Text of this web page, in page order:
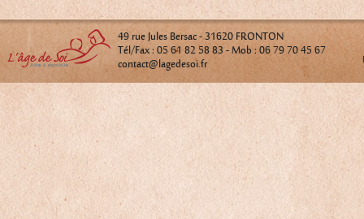
49 rue Jules Bersac - 31620 FRONTON
Tél/Fax : 05 61 82 58 83 - Mob : 06 79 70 45 67
contact@lagedesoi.fr